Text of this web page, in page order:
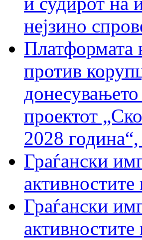
нејзино
Платформата
против
проектот
2028
Граѓански
активностите
Граѓански
активностите